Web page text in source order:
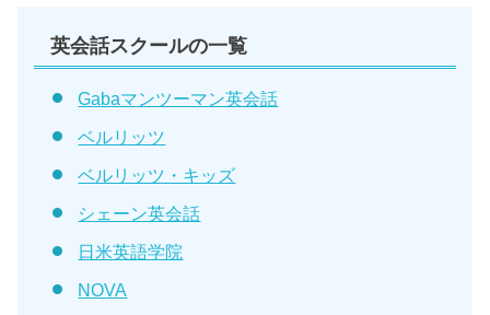
英会話スクールの一覧
Gabaマンツーマン英会話
ベルリッツ
ベルリッツ・キッズ
シェーン英会話
日米英語学院
NOVA